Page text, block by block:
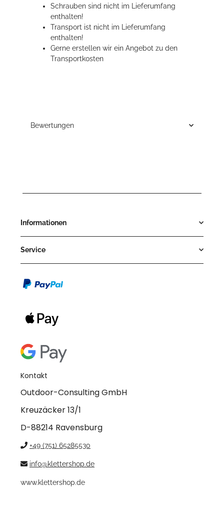
Schrauben sind nicht im Lieferumfang
enthalten!
Transport ist nicht im Lieferumfang
enthalten!
Gerne erstellen wir ein Angebot zu den
Transportkosten
Bewertungen
Informationen
Service
Kontakt
Outdoor-Consulting GmbH
Kreuzäcker 13/1
D-88214 Ravensburg
+49 (751) 65285530
info@klettershop.de
www.klettershop.de